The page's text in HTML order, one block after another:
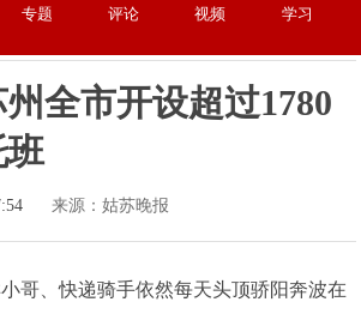
专题 评论 视频
学习
全市开设超过1780
班
来源：姑苏晚报
、快递骑手依然每天头顶骄阳奔波在